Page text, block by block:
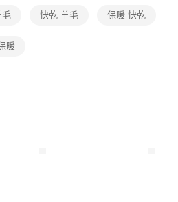
。
定代理人或監護人之同意方可使用
將依據個別帳號之用戶狀況，依本公司即
快乾 羊毛 保暖 快乾
暖